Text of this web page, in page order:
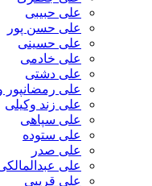
علی حبیبی
علی حسن پور
علی حسینی
علی خادمی
علی دشتی
علی رمضانپور و آمین بند
علی زند وکیلی
علی سپاهی
علی ستوده
علی صدر
علی عبدالمالکی
علی قریبی